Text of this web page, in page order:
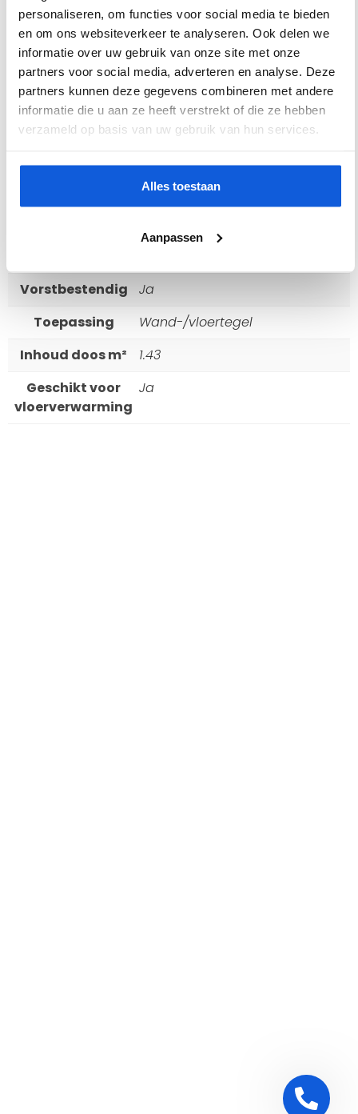
personaliseren, om functies voor social media te bieden
en om ons websiteverkeer te analyseren. Ook delen we
informatie over uw gebruik van onze site met onze
partners voor social media, adverteren en analyse. Deze
partners kunnen deze gegevens combineren met andere
informatie die u aan ze heeft verstrekt of die ze hebben
verzameld op basis van uw gebruik van hun services.
Alles toestaan
Aanpassen
Kleur
Antraciet, Zwart
Materiaal
Keramiek
Vorm
Vierkant
Dikte
9 mm
R10
Vorstbestendig
Ja
Toepassing
Wand-/vloertegel
Inhoud doos m²
1.43
Geschikt voor
vloerverwarming
Ja